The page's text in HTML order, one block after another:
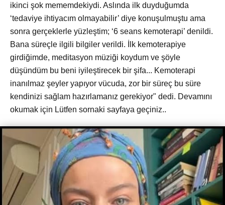
ikinci şok mememdekiydi. Aslında ilk duyduğumda
‘tedaviye ihtiyacım olmayabilir’ diye konuşulmuştu ama
sonra gerçeklerle yüzleştim; ‘6 seans kemoterapi’ denildi.
Bana süreçle ilgili bilgiler verildi. İlk kemoterapiye
girdiğimde, meditasyon müziği koydum ve şöyle
düşündüm bu beni iyileştirecek bir şifa... Kemoterapi
inanılmaz şeyler yapıyor vücuda, zor bir süreç bu süre
kendinizi sağlam hazırlamanız gerekiyor" dedi. Devamını
okumak için Lütfen sornaki sayfaya geçiniz..